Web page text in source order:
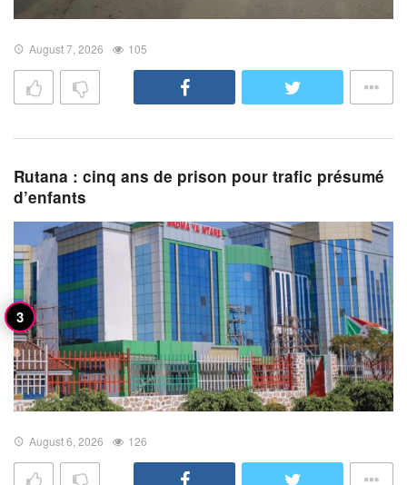
August 7, 2026 105
Rutana : cinq ans de prison pour trafic présumé
d’enfants
August 6, 2026 126